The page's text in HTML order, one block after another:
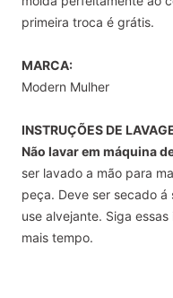
primeira troca é grátis.
MARCA:
Modern Mulher
INSTRUÇÕES DE
Não lavar em máquina
ser lavado a mão para
peça. Deve ser secado
use alvejante. Siga
mais tempo.